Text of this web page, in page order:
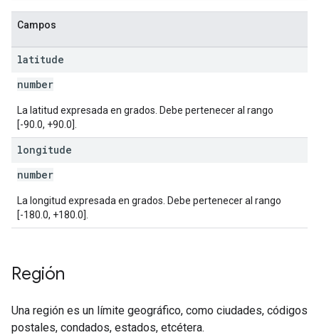
Campos
latitude
number
La latitud expresada en grados. Debe pertenecer al rango
[-90.0, +90.0].
longitude
number
La longitud expresada en grados. Debe pertenecer al rango
[-180.0, +180.0].
Región
Una región es un límite geográfico, como ciudades, códigos
postales, condados, estados, etcétera.